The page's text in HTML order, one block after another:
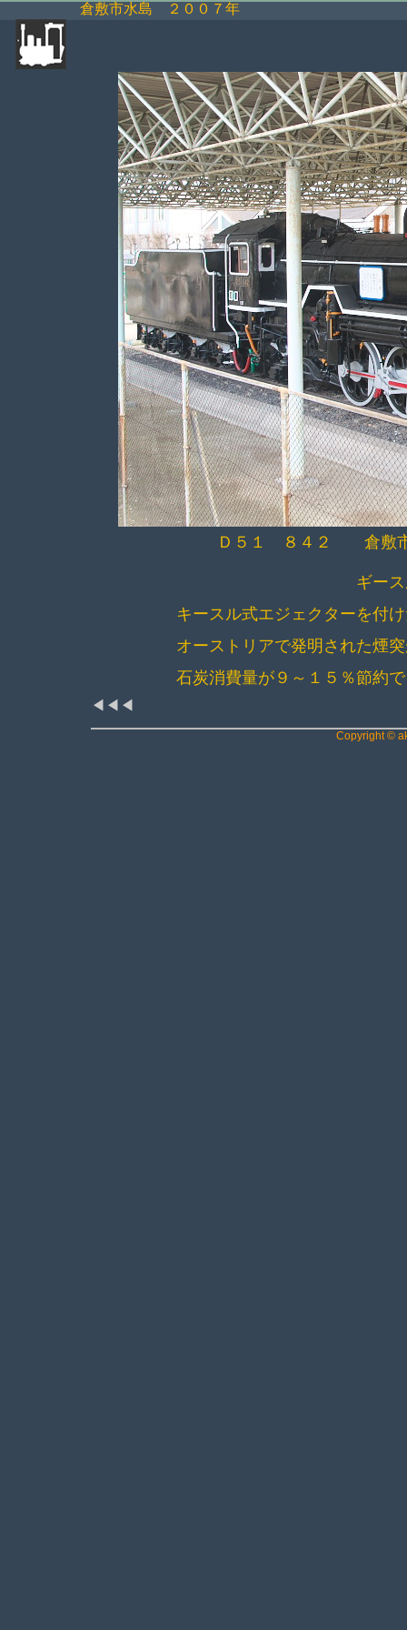
倉敷市水島 ２００７年
Ｄ５１ ８４２ 倉敷市
ギー
キースル式エジェクターを付
オーストリアで発明された煙
石炭消費量が９～１５％節約
◀◀◀
Copyright ©